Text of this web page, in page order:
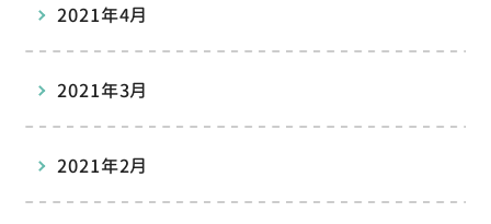
2021年4月
2021年3月
2021年2月